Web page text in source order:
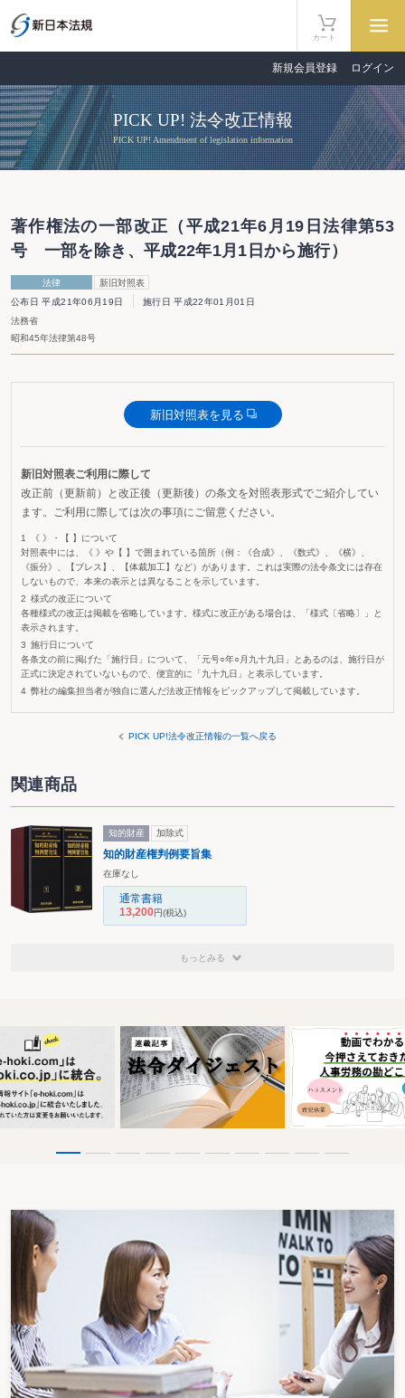
カート
新規会員登録 ログイン
PICK UP! 法令改正情報
PICK UP! Amendment of legislation information
著作権法の一部改正（平成21年6月19日法律第53
号 一部を除き、平成22年1月1日から施行）
法律
新旧対照表
公布日 平成21年06月19日
施行日 平成22年01月01日
法務省
昭和45年法律第48号
新旧対照表を見る
新旧対照表ご利用に際して
改正前（更新前）と改正後（更新後）の条文を対照表形式でご紹介してい
ます。ご利用に際しては次の事項にご留意ください。
《 》・【 】について
対照表中には、《 》や【 】で囲まれている箇所（例：《合成》、《数式》、《横》、
《振分》、【ブレス】、【体裁加工】など）があります。これは実際の法令条文には存在
しないもので、本来の表示とは異なることを示しています。
様式の改正について
各種様式の改正は掲載を省略しています。様式に改正がある場合は、「様式〔省略〕」と
表示されます。
施行日について
各条文の前に掲げた「施行日」について、「元号○年○月九十九日」とあるのは、施行日が
正式に決定されていないもので、便宜的に「九十九日」と表示しています。
弊社の編集担当者が独自に選んだ法改正情報をピックアップして掲載しています。
PICK UP!法令改正情報の一覧へ戻る
関連商品
知的財産 加除式
知的財産権判例要旨集
在庫なし
通常書籍
13,200円(税込)
もっとみる